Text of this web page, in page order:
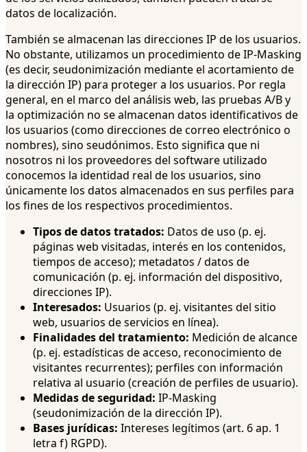
datos de localización.
También se almacenan las direcciones IP de los usuarios.
No obstante, utilizamos un procedimiento de IP-Masking
(es decir, seudonimización mediante el acortamiento de
la dirección IP) para proteger a los usuarios. Por regla
general, en el marco del análisis web, las pruebas A/B y
la optimización no se almacenan datos identificativos de
los usuarios (como direcciones de correo electrónico o
nombres), sino seudónimos. Esto significa que ni
nosotros ni los proveedores del software utilizado
conocemos la identidad real de los usuarios, sino
únicamente los datos almacenados en sus perfiles para
los fines de los respectivos procedimientos.
Tipos de datos tratados: Datos de uso (p. ej.
páginas web visitadas, interés en los contenidos,
tiempos de acceso); metadatos / datos de
comunicación (p. ej. información del dispositivo,
direcciones IP).
Interesados: Usuarios (p. ej. visitantes del sitio
web, usuarios de servicios en línea).
Finalidades del tratamiento: Medición de alcance
(p. ej. estadísticas de acceso, reconocimiento de
visitantes recurrentes); perfiles con información
relativa al usuario (creación de perfiles de usuario).
Medidas de seguridad: IP-Masking
(seudonimización de la dirección IP).
Bases jurídicas: Intereses legítimos (art. 6 ap. 1
letra f) RGPD).